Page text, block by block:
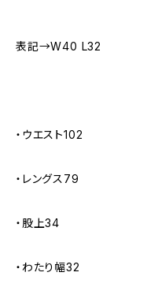
表記→W40 L32
・ウエスト102
・レングス79
・股上34
・わたり幅32